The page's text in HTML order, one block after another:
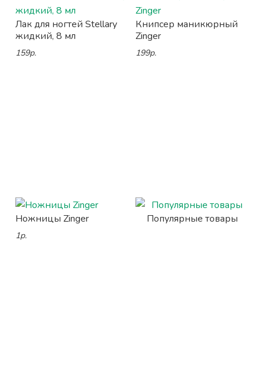
Лак для ногтей Stellary
жидкий, 8 мл
159р.
Книпсер маникюрный
Zinger
199р.
Ножницы Zinger
1р.
Популярные товары